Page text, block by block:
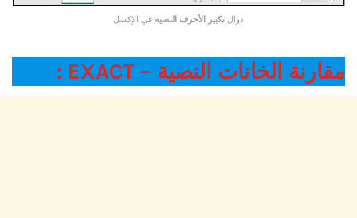
دوال تكبير الأحرف النصية في الإكسل
مقارنة الخانات النصية – EXACT :